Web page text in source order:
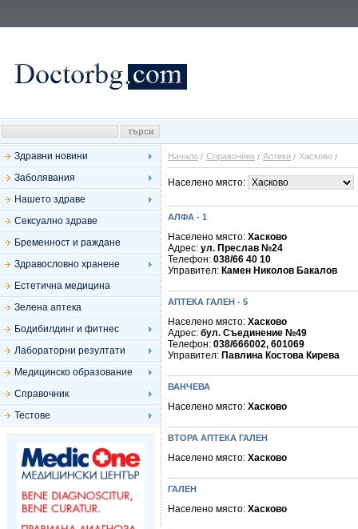
Здравни новини
Заболявания
Нашето здраве
Сексуално здраве
Бременност и раждане
Здравословно хранене
Естетична медицина
Зелена аптека
Бодибилдинг и фитнес
Лабораторни резултати
Медицинско образование
Справочник
Тестове
Начало Справочник Аптеки Хасково
Населено място:
АЛФА - 1
Населено място: Хасково
Адрес: ул. Преслав №24
Телефон: 038/66 40 10
Управител: Камен Николов Бакалов
АПТЕКА ГАЛЕН - 5
Населено място: Хасково
Адрес: бул. Съединение №49
Телефон: 038/666002, 601069
Управител: Павлина Костова Кирева
ВАНЧЕВА
Населено място: Хасково
ВТОРА АПТЕКА ГАЛЕН
Населено място: Хасково
ГАЛЕН
Населено място: Хасково